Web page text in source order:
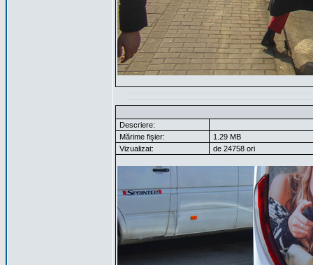
Descriere:
Mărime fişier:
1.29 MB
Vizualizat:
de 24758 ori